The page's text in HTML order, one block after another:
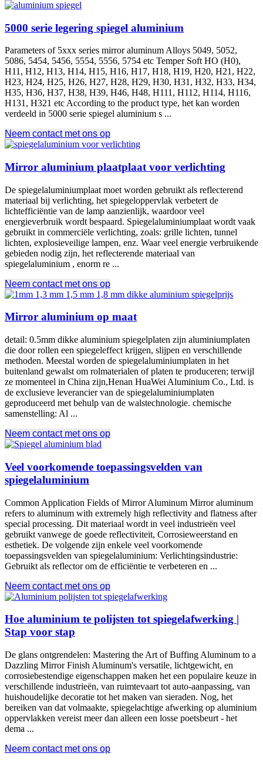
5000 serie legering spiegel aluminium
Parameters of 5xxx series mirror aluminum Alloys 5049, 5052,
5086, 5454, 5456, 5554, 5556, 5754 etc Temper Soft HO (H0),
H11, H12, H13, H14, H15, H16, H17, H18, H19, H20, H21, H22,
H23, H24, H25, H26, H27, H28, H29, H30, H31, H32, H33, H34,
H35, H36, H37, H38, H39, H46, H48, H111, H112, H114, H116,
H131, H321 etc According to the product type, het kan worden
verdeeld in 5000 serie spiegel aluminium s ...
Neem contact met ons op
Mirror aluminium plaatplaat voor verlichting
De spiegelaluminiumplaat moet worden gebruikt als reflecterend
materiaal bij verlichting, het spiegeloppervlak verbetert de
lichtefficiëntie van de lamp aanzienlijk, waardoor veel
energieverbruik wordt bespaard. Spiegelaluminiumplaat wordt vaak
gebruikt in commerciële verlichting, zoals: grille lichten, tunnel
lichten, explosieveilige lampen, enz. Waar veel energie verbruikende
gebieden nodig zijn, het reflecterende materiaal van
spiegelaluminium , enorm re ...
Neem contact met ons op
Mirror aluminium op maat
detail: 0.5mm dikke aluminium spiegelplaten zijn aluminiumplaten
die door rollen een spiegeleffect krijgen, slijpen en verschillende
methoden. Meestal worden de spiegelaluminiumplaten in het
buitenland gewalst om rolmaterialen of platen te produceren; terwijl
ze momenteel in China zijn,Henan HuaWei Aluminium Co., Ltd. is
de exclusieve leverancier van de spiegelaluminiumplaten
geproduceerd met behulp van de walstechnologie. chemische
samenstelling: Al ...
Neem contact met ons op
Veel voorkomende toepassingsvelden van
spiegelaluminium
Common Application Fields of Mirror Aluminum Mirror aluminum
refers to aluminum with extremely high reflectivity and flatness after
special processing. Dit materiaal wordt in veel industrieën veel
gebruikt vanwege de goede reflectiviteit, Corrosieweerstand en
esthetiek. De volgende zijn enkele veel voorkomende
toepassingsvelden van spiegelaluminium: Verlichtingsindustrie:
Gebruikt als reflector om de efficiëntie te verbeteren en ...
Neem contact met ons op
Hoe aluminium te polijsten tot spiegelafwerking |
Stap voor stap
De glans ontgrendelen: Mastering the Art of Buffing Aluminum to a
Dazzling Mirror Finish Aluminum's versatile, lichtgewicht, en
corrosiebestendige eigenschappen maken het een populaire keuze in
verschillende industrieën, van ruimtevaart tot auto-aanpassing, van
huishoudelijke decoratie tot het maken van sieraden. Nog, het
bereiken van dat volmaakte, spiegelachtige afwerking op aluminium
oppervlakken vereist meer dan alleen een losse poetsbeurt - het
dema ...
Neem contact met ons op